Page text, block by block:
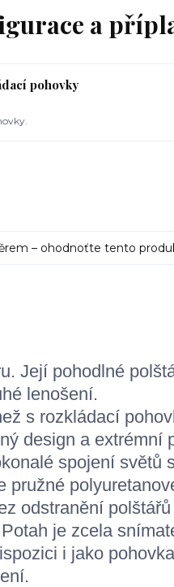
a
pohovky
– ohodnoťte tento
Její pohodlné
lenošení.
s rozkládací
design a extrémní
spojení světů
pružné
odstranění
je zcela
i jako